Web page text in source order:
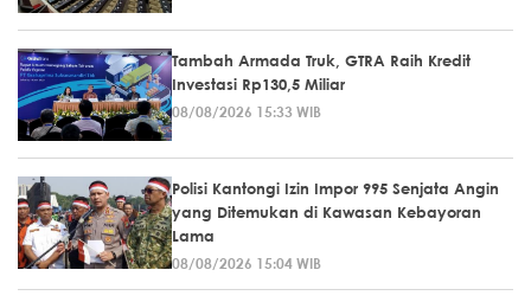
Tambah Armada Truk, GTRA Raih Kredit
Investasi Rp130,5 Miliar
08/08/2026 15:33 WIB
Polisi Kantongi Izin Impor 995 Senjata Angin
yang Ditemukan di Kawasan Kebayoran
Lama
08/08/2026 15:04 WIB